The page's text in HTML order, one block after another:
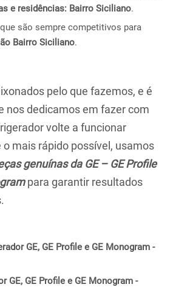
e residências: Bairro Siciliano.
são sempre competitivos para
Bairro Siciliano.
pelo que fazemos, e é
nos dedicamos em fazer com
volte a funcionar
mais rápido possível, usamos
genuínas da GE – GE Profile
para garantir resultados
GE, GE Profile e GE Monogram -
GE, GE Profile e GE Monogram -